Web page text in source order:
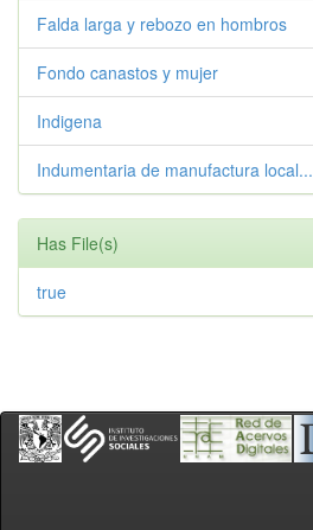
Falda larga y rebozo en hombros
Fondo canastos y mujer
Indigena
Indumentaria de manufactura local...
Has File(s)
true